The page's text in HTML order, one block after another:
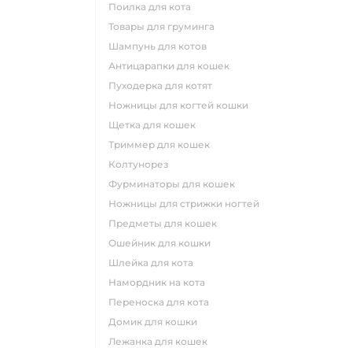
поилка для кота
товары для груминга
шампунь для котов
антицарапки для кошек
пуходерка для котят
ножницы для когтей кошки
щетка для кошек
триммер для кошек
колтунорез
фурминаторы для кошек
ножницы для стрижки ногтей
предметы для кошек
ошейник для кошки
шлейка для кота
намордник на кота
переноска для кота
домик для кошки
лежанка для кошек